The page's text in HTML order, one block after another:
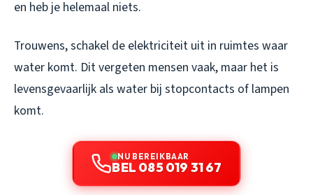
en heb je helemaal niets.
Trouwens, schakel de elektriciteit uit in ruimtes waar
water komt. Dit vergeten mensen vaak, maar het is
levensgevaarlijk als water bij stopcontacts of lampen
komt.
NU BEREIKBAAR
BEL 085 019 31 67